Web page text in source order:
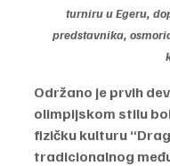
turniru u Egeru,
predstavnika,
Održano je prvih
olimpijskom stilu
fizičku kulturu
tradicionalnog